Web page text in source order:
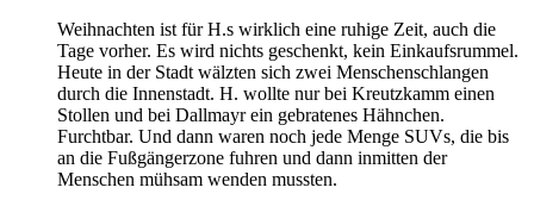
Weihnachten ist für H.s wirklich eine ruhige Zeit, auch die
Tage vorher. Es wird nichts geschenkt, kein Einkaufsrummel.
Heute in der Stadt wälzten sich zwei Menschenschlangen
durch die Innenstadt. H. wollte nur bei Kreutzkamm einen
Stollen und bei Dallmayr ein gebratenes Hähnchen.
Furchtbar. Und dann waren noch jede Menge SUVs, die bis
an die Fußgängerzone fuhren und dann inmitten der
Menschen mühsam wenden mussten.